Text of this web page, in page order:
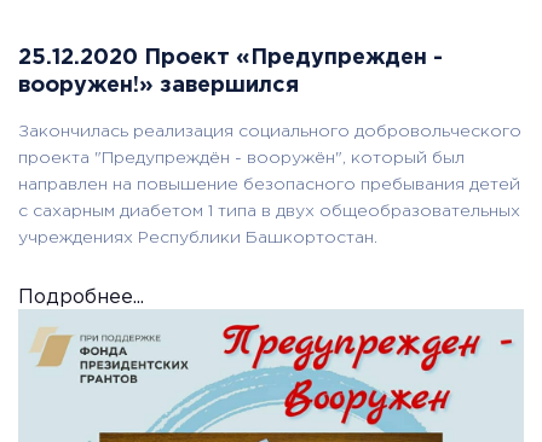
25.12.2020 Проект «Предупрежден -
вооружен!» завершился
Закончилась реализация социального добровольческого
проекта "Предупреждён - вооружён", который был
направлен на повышение безопасного пребывания детей
с сахарным диабетом 1 типа в двух общеобразовательных
учреждениях Республики Башкортостан.
Подробнее...